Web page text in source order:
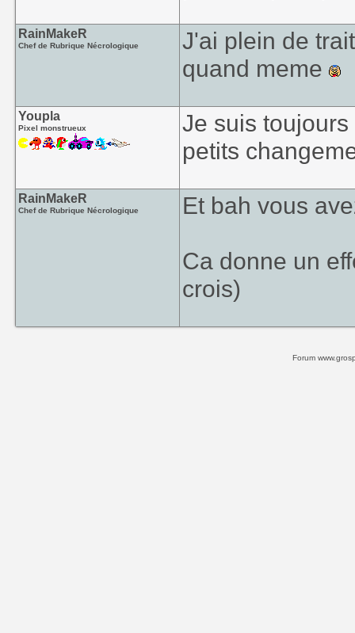
RainMakeR
Chef de Rubrique Nécrologique
J'ai plein de
quand meme
Youpla
Pixel monstrueux
Je suis
petits
RainMakeR
Chef de Rubrique Nécrologique Et bah vous
Ca donne un
crois)
Forum